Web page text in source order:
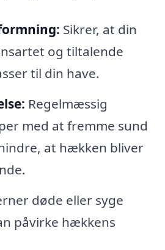
Sikrer, at din
og tiltalende
til din have.
Regelmæssig
med at fremme sund
at hækken bliver
døde eller syge
påvirke hækkens